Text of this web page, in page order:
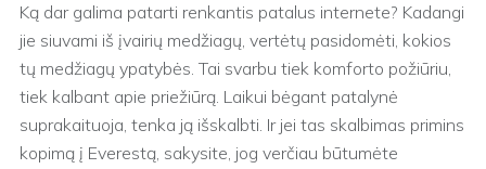
Ką dar galima patarti renkantis patalus internete? Kadangi
jie siuvami iš įvairių medžiagų, vertėtų pasidomėti, kokios
tų medžiagų ypatybės. Tai svarbu tiek komforto požiūriu,
tiek kalbant apie priežiūrą. Laikui bėgant patalynė
suprakaituoja, tenka ją išskalbti. Ir jei tas skalbimas primins
kopimą į Everestą, sakysite, jog verčiau būtumėte